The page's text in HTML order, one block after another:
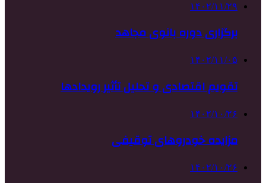
۱۴۰۲/۱۱/۲۹
برگزاری دوره بانوی مجاهد
۱۴۰۲/۱۱/۰۵
تقویم اقتصادی و تحلیل تأثیر رویدادها
۱۴۰۲/۱۰/۲۶
مزایده خودروهای توقیفی
۱۴۰۲/۱۰/۲۶